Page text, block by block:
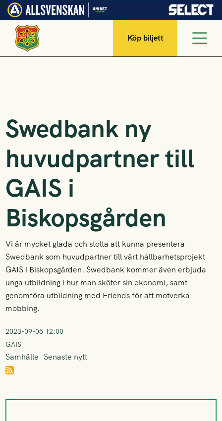
Köp biljett
Swedbank ny
huvudpartner till
GAIS i
Biskopsgården
Vi är mycket glada och stolta att kunna presentera
Swedbank som huvudpartner till vårt hållbarhetsprojekt
GAIS i Biskopsgården. Swedbank kommer även erbjuda
unga utbildning i hur man sköter sin ekonomi, samt
genomföra utbildning med Friends för att motverka
mobbing.
2023-09-05 12:00
GAIS
Samhälle Senaste nytt